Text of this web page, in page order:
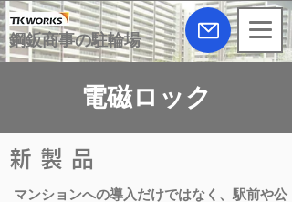
​鋼鈑商事の駐輪場
​電磁ロック
​新 製 品
​マンションへの導入だけではなく、駅前や公